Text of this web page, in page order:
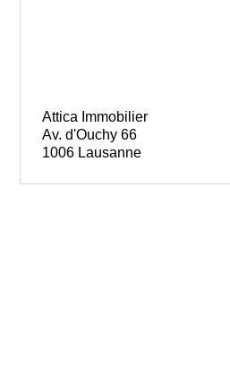
Attica Immobilier
Av. d'Ouchy 66
1006 Lausanne